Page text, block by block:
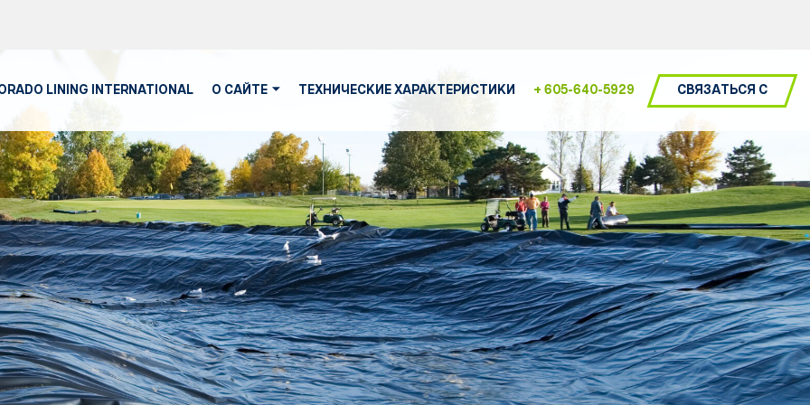
LINING INTERNATIONAL О САЙТЕ ТЕХНИЧЕСКИЕ ХАРАКТЕРИСТИКИ + 605-640-5929 СВЯЗАТЬСЯ С